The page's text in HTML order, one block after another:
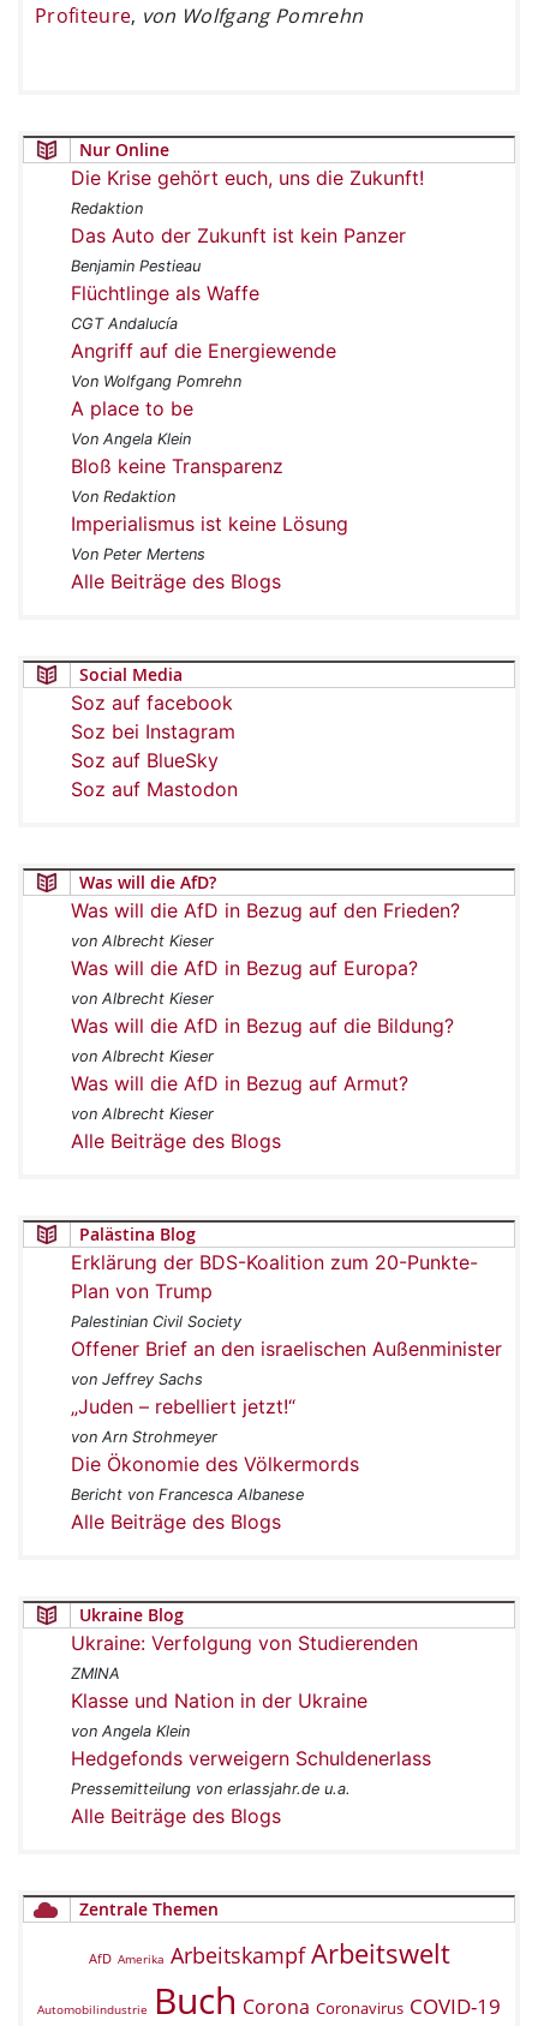
Profiteure, von Wolfgang Pomrehn
Nur Online
Die Krise gehört euch, uns die Zukunft!
Redaktion
Das Auto der Zukunft ist kein Panzer
Benjamin Pestieau
Flüchtlinge als Waffe
CGT Andalucía
Angriff auf die Energiewende
Von Wolfgang Pomrehn
A place to be
Von Angela Klein
Bloß keine Transparenz
Von Redaktion
Imperialismus ist keine Lösung
Von Peter Mertens
Alle Beiträge des Blogs
Social Media
Soz auf facebook
Soz bei Instagram
Soz auf BlueSky
Soz auf Mastodon
Was will die AfD?
Was will die AfD in Bezug auf den Frieden?
von Albrecht Kieser
Was will die AfD in Bezug auf Europa?
von Albrecht Kieser
Was will die AfD in Bezug auf die Bildung?
von Albrecht Kieser
Was will die AfD in Bezug auf Armut?
von Albrecht Kieser
Alle Beiträge des Blogs
Palästina Blog
Erklärung der BDS-Koalition zum 20-Punkte-
Plan von Trump
Palestinian Civil Society
Offener Brief an den israelischen Außenminister
von Jeffrey Sachs
„Juden – rebelliert jetzt!“
von Arn Strohmeyer
Die Ökonomie des Völkermords
Bericht von Francesca Albanese
Alle Beiträge des Blogs
Ukraine Blog
Ukraine: Verfolgung von Studierenden
ZMINA
Klasse und Nation in der Ukraine
von Angela Klein
Hedgefonds verweigern Schuldenerlass
Pressemitteilung von erlassjahr.de u.a.
Alle Beiträge des Blogs
Zentrale Themen
AfD Amerika Arbeitskampf Arbeitswelt
Automobilindustrie Buch Corona Coronavirus COVID-19